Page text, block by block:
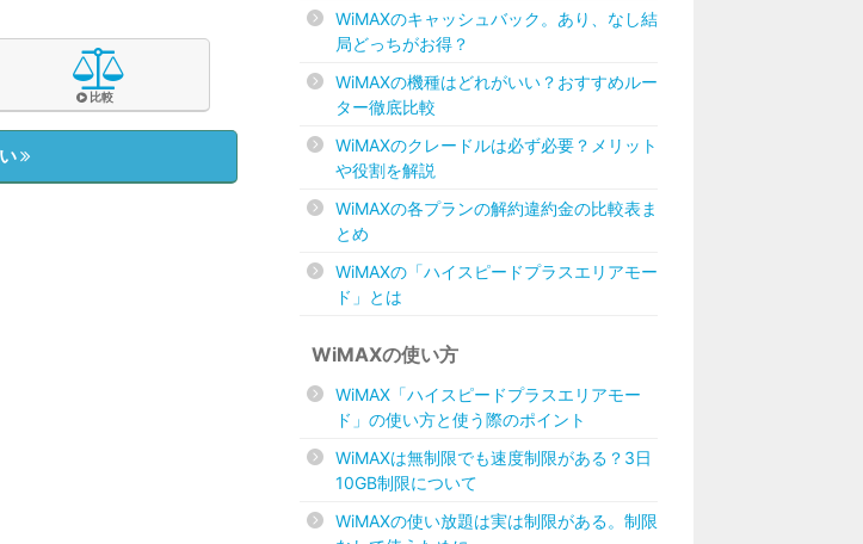
比較
WiMAXのキャッシュバック。あり、なし結
局どっちがお得？
WiMAXの機種はどれがいい？おすすめルー
ター徹底比較
WiMAXのクレードルは必ず必要？メリット
や役割を解説
WiMAXの各プランの解約違約金の比較表ま
とめ
WiMAXの「ハイスピードプラスエリアモー
ド」とは
WiMAXの使い方
WiMAX「ハイスピードプラスエリアモー
ド」の使い方と使う際のポイント
WiMAXは無制限でも速度制限がある？3日
10GB制限について
WiMAXの使い放題は実は制限がある。制限